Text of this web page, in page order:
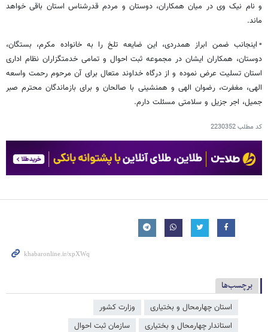
و نام نیک وی در میان همکاران، دوستان و مردم قدرشناس استان باقی خواهد
ماند.
▫️اینجانب ضمن ابراز همدردی، این ضایعه تلخ را به خانواده مکرم، بستگان،
دوستان، همکاران ایشان در مجموعه ثبت احوال و تمامی خدمتگزاران نظام اداری
استان تسلیت عرض نموده و از درگاه خداوند متعال برای آن مرحوم رحمت واسعه
الهی، مغفرت، رضوان الهی و همنشینی با صالحان و برای بازماندگان محترم صبر
جمیل، اجر جزیل و سلامتی مسئلت دارم.
کد مطلب2230352
برچسب‌ها
استان چهارمحال و بختیاری
وزارت کشور
استاندار چهارمحال و بختیاری
سازمان ثبت احوال